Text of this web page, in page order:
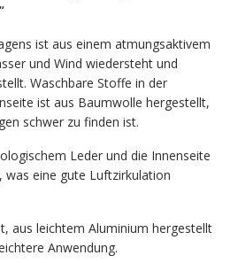
ist aus einem atmungsaktivem
und Wind wiedersteht und
Waschbare Stoffe in der
ist aus Baumwolle hergestellt,
schwer zu finden ist.
Leder und die Innenseite
eine gute Luftzirkulation
aus leichtem Aluminium hergestellt
Anwendung.